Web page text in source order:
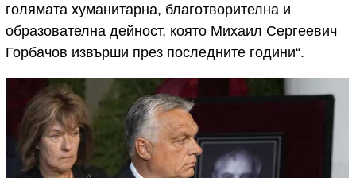
голямата хуманитарна, благотворителна и
образователна дейност, която Михаил Сергеевич
Горбачов извърши през последните години“.